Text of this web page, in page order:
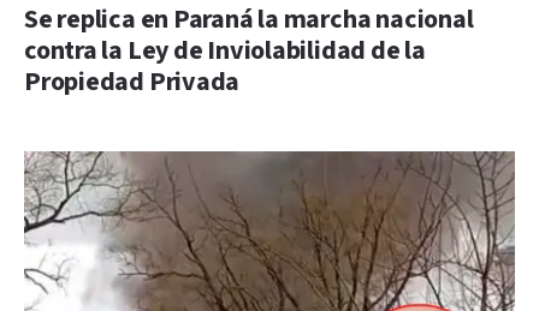
Se replica en Paraná la marcha nacional
contra la Ley de Inviolabilidad de la
Propiedad Privada